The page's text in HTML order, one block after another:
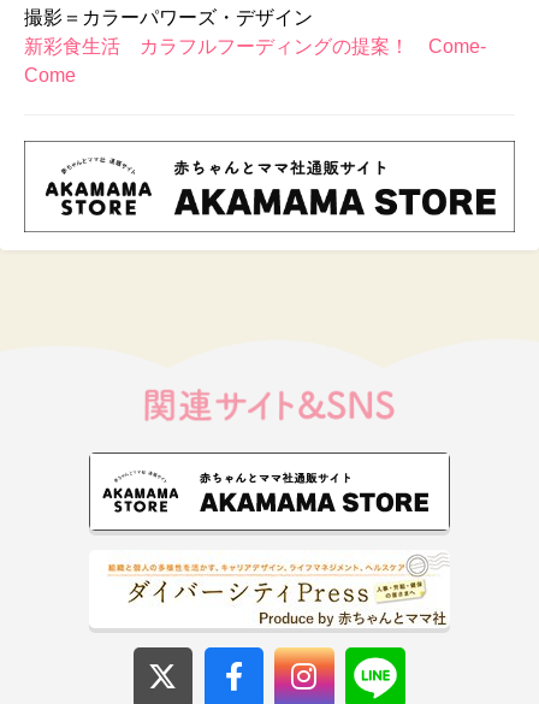
撮影＝カラーパワーズ・デザイン
新彩食生活 カラフルフーディングの提案！ Come-
Come